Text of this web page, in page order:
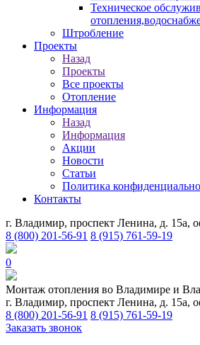
Техническое
Штробление
Проекты
Назад
Проекты
Все проекты
Отопление
Информация
Назад
Информация
Акции
Новости
Статьи
Политика
Контакты
г. Владимир, проспект Ленина, д. 15а,
8 (800) 201-56-91 8 (915) 761-59-19
0
Монтаж отопления во Владимире и
г. Владимир, проспект Ленина, д. 15а,
8 (800) 201-56-91 8 (915) 761-59-19
Заказать звонок